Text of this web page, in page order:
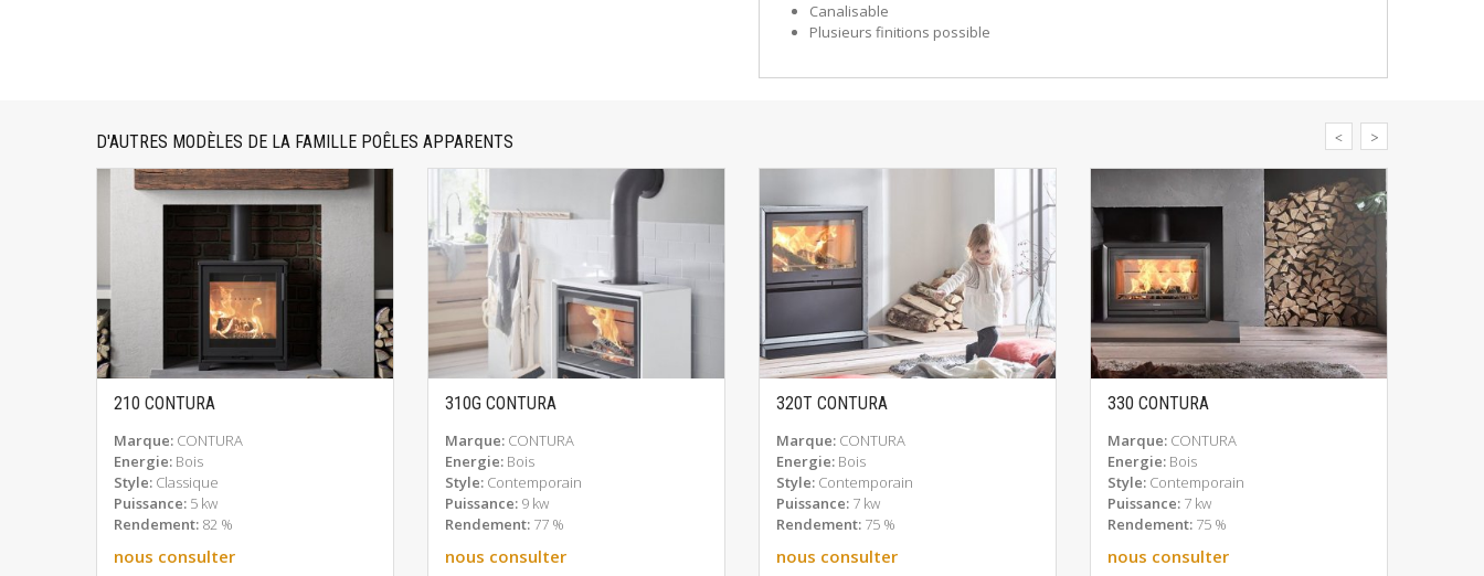
Canalisable
Plusieurs finitions possible
D'AUTRES MODÈLES DE LA FAMILLE POÊLES APPARENTS
210 CONTURA
Marque: CONTURA
Energie: Bois
Style: Classique
Puissance: 5 kw
Rendement: 82 %
nous consulter
310G CONTURA
Marque: CONTURA
Energie: Bois
Style: Contemporain
Puissance: 9 kw
Rendement: 77 %
nous consulter
320T CONTURA
Marque: CONTURA
Energie: Bois
Style: Contemporain
Puissance: 7 kw
Rendement: 75 %
nous consulter
330 CONTURA
Marque: CONTURA
Energie: Bois
Style: Contemporain
Puissance: 7 kw
Rendement: 75 %
nous consulter